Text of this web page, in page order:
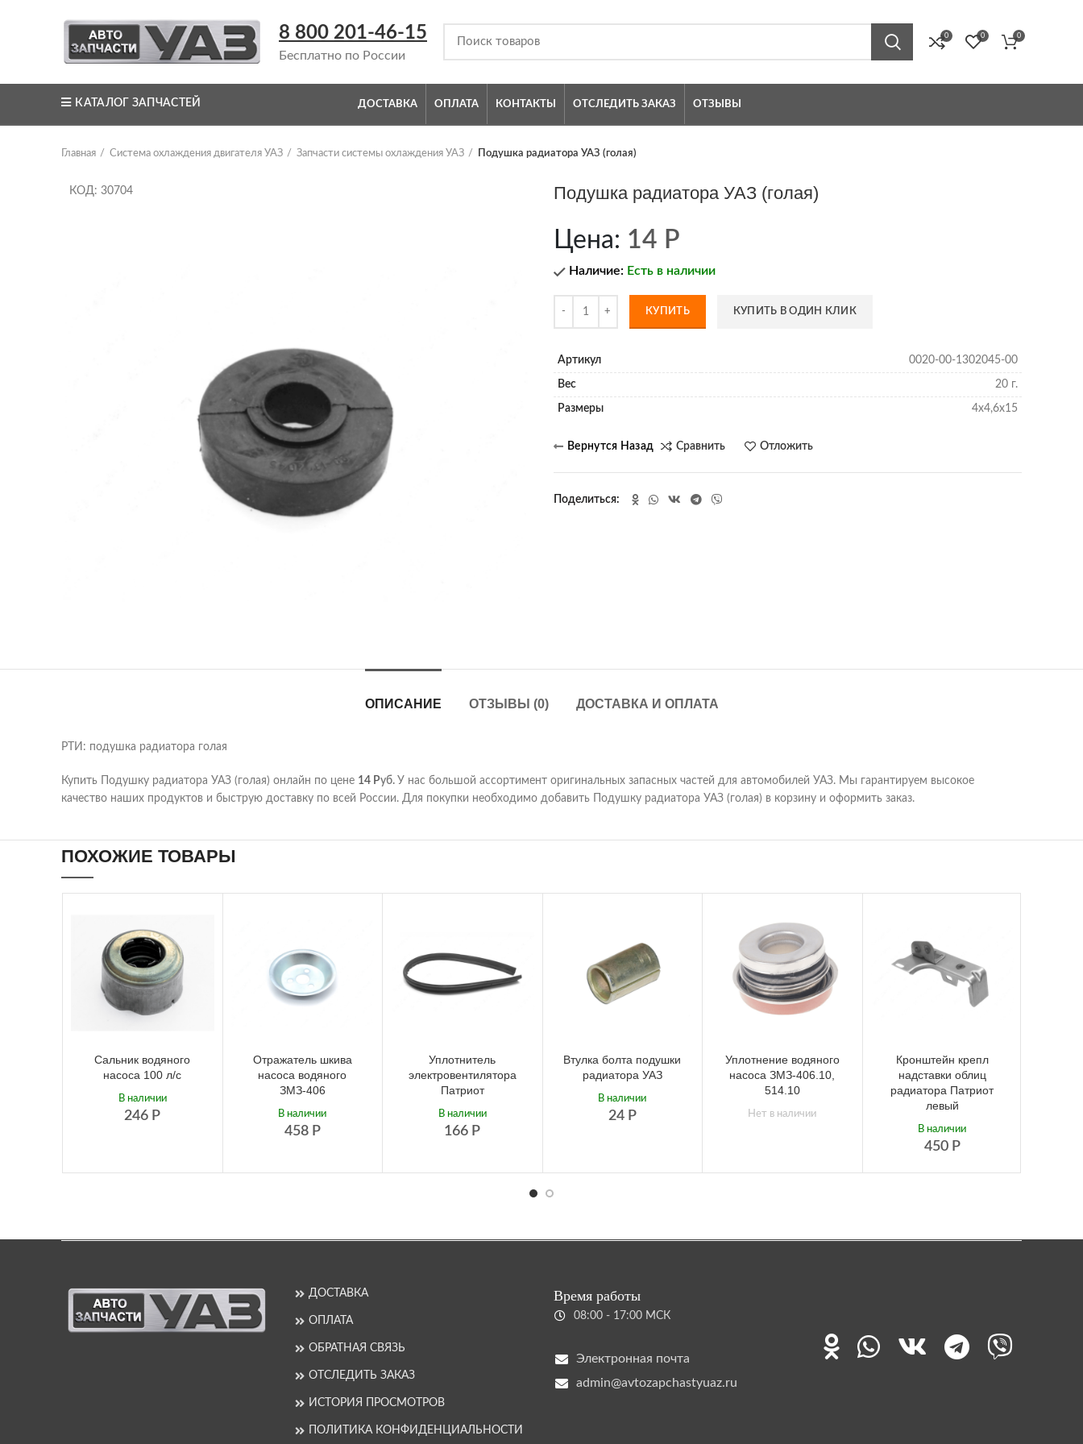
8 800 201-46-15
Бесплатно по России
0 0 0
КАТАЛОГ ЗАПЧАСТЕЙ ДОСТАВКА ОПЛАТА КОНТАКТЫ ОТСЛЕДИТЬ ЗАКАЗ ОТЗЫВЫ
Главная Система охлаждения двигателя УАЗ Запчасти системы охлаждения УАЗ Подушка радиатора УАЗ (голая)
КОД: 30704 Подушка радиатора УАЗ (голая)
Цена: 14 Р
Наличие: Есть в наличии
КУПИТЬ КУПИТЬ В ОДИН КЛИК
Артикул 0020-00-1302045-00
Вес 20 г.
Размеры 4х4,6х15
Сравнить Отложить
Поделиться
ОПИСАНИЕ ОТЗЫВЫ (0) ДОСТАВКА И ОПЛАТА
РТИ: подушка радиатора голая
Купить Подушку радиатора УАЗ (голая) онлайн по цене 14 Руб. У нас большой ассортимент оригинальных запасных частей для автомобилей УАЗ. Мы гарантируем высокое
качество наших продуктов и быструю доставку по всей России. Для покупки необходимо добавить Подушку радиатора УАЗ (голая) в корзину и оформить заказ.
ПОХОЖИЕ ТОВАРЫ
Сальник водяного
насоса 100 л/с
246 Р
В наличии
Отражатель шкива
насоса водяного
ЗМЗ-406
458 Р
В наличии
Уплотнитель
электровентилятора
Патриот
166 Р
В наличии
Втулка болта подушки
радиатора УАЗ
24 Р
В наличии
Уплотнение водяного
насоса ЗМЗ-406.10,
514.10
Нет в наличии
Кронштейн крепл
надставки облиц
радиатора Патриот
левый
450 Р
В наличии
ДОСТАВКА
ОПЛАТА
ОБРАТНАЯ СВЯЗЬ
ОТСЛЕДИТЬ ЗАКАЗ
ИСТОРИЯ ПРОСМОТРОВ
ПОЛИТИКА КОНФИДЕНЦИАЛЬНОСТИ
Время работы
08:00 - 17:00 МСК
Электронная почта
admin@avtozapchastyuaz.ru